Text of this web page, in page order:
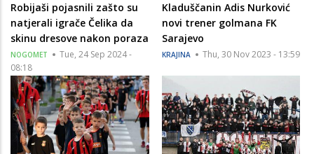
Robijaši pojasnili zašto su
natjerali igrače Čelika da
skinu dresove nakon poraza
NOGOMET
Tue, 24 Sep 2024 -
08:18
Kladuščanin Adis Nurković
novi trener golmana FK
Sarajevo
KRAJINA Thu, 30 Nov 2023 - 13:59